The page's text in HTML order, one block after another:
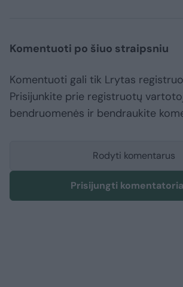
Komentuoti po šiuo straipsniu
Komentuoti gali tik Lrytas
Prisijunkite prie registruotų
bendruomenės ir bendraukite
Rodyti komentarus
Prisijungti